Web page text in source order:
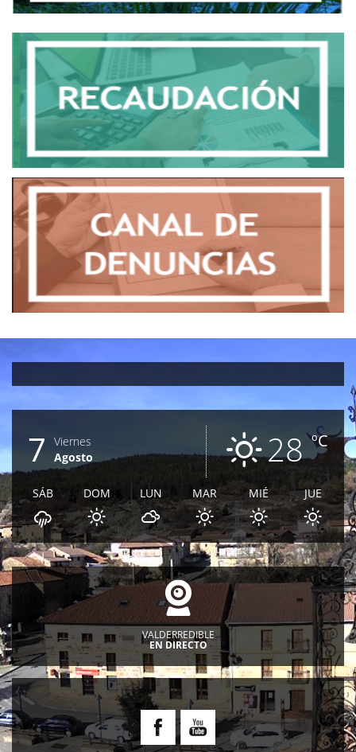
ºC
28
7
Viernes
Agosto
SÁB DOM LUN MAR MIÉ JUE
VALDERREDIBLE
EN DIRECTO